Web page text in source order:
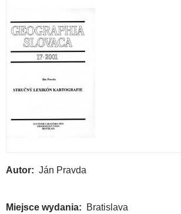
Autor Ján Pravda
Miejsce wydania Bratislava